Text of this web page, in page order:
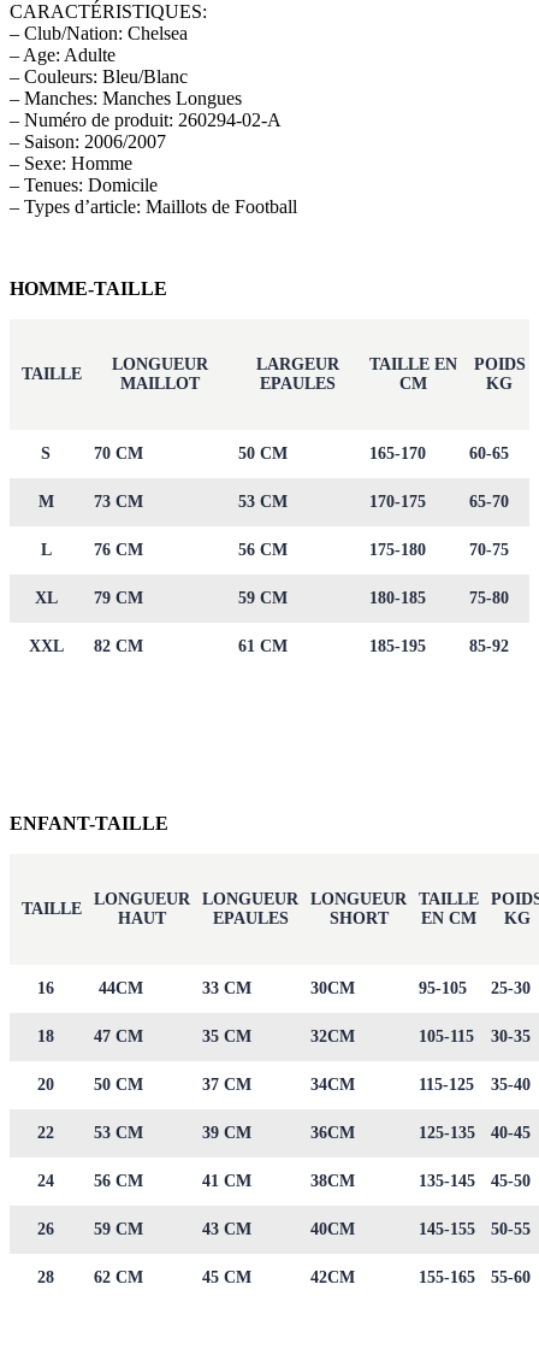
CARACTÉRISTIQUES:
– Club/Nation: Chelsea
– Age: Adulte
– Couleurs: Bleu/Blanc
– Manches: Manches Longues
– Numéro de produit: 260294-02-A
– Saison: 2006/2007
– Sexe: Homme
– Tenues: Domicile
– Types d’article: Maillots de Football
HOMME-TAILLE
TAILLE
LONGUEUR
MAILLOT
LARGEUR
EPAULES
TAILLE EN
CM
POIDS
KG
S 70 CM 50 CM 165-170 60-65
M 73 CM 53 CM 170-175 65-70
L 76 CM 56 CM 175-180 70-75
XL 79 CM 59 CM 180-185 75-80
XXL 82 CM 61 CM 185-195 85-92
ENFANT-TAILLE
TAILLE
LONGUEUR
HAUT
LONGUEUR
EPAULES
LONGUEUR
SHORT
TAILLE
EN CM
KG
16 44CM 33 CM 30CM 95-105 25-30
18 47 CM 35 CM 32CM 105-115 30-35
20 50 CM 37 CM 34CM 115-125 35-40
22 53 CM 39 CM 36CM 125-135 40-45
24 56 CM 41 CM 38CM 135-145 45-50
26 59 CM 43 CM 40CM 145-155 50-55
28 62 CM 45 CM 42CM 155-165 55-60